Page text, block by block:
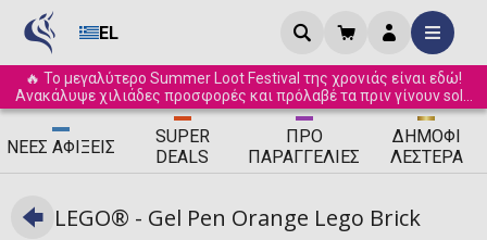
EL
🔥 Το μεγαλύτερο Summer Loot Festival της χρονιάς είναι εδώ!
Ανακάλυψε χιλιάδες προσφορές και πρόλαβέ τα πριν γίνουν sold
out! ☀️
ΝΈΕΣ ΑΦΊΞΕΙΣ
SUPER
DEALS
ΠΡΟ
ΠΑΡΑΓΓΕΛΊΕΣ
ΔΗΜΟΦΙ
ΛΈΣΤΕΡΑ
LEGO® - Gel Pen Orange Lego Brick